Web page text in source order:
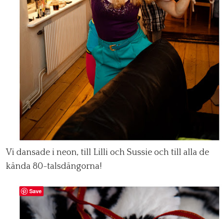
Vi dansade i neon, till Lilli och Sussie och till alla de
kända 80-talsdängorna!
Save